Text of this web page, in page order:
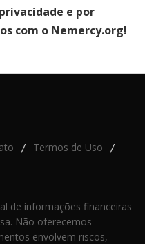
e por
com o Nemercy.org!
/ Termos de Uso /
de informações financeiras
Não oferecemos
envolvem riscos,